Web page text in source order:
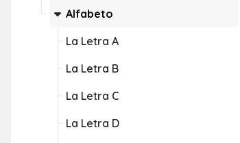
Alfabeto
La Letra A
La Letra B
La Letra C
La Letra D